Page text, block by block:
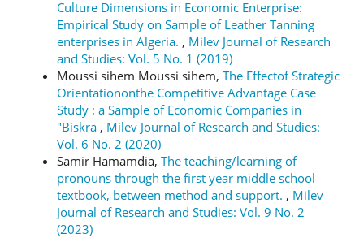
Culture Dimensions in Economic Enterprise:
Empirical Study on Sample of Leather Tanning
enterprises in Algeria. , Milev Journal of Research
and Studies: Vol. 5 No. 1 (2019)
Moussi sihem Moussi sihem, The Effectof Strategic
Orientationonthe Competitive Advantage Case
Study : a Sample of Economic Companies in
"Biskra , Milev Journal of Research and Studies:
Vol. 6 No. 2 (2020)
Samir Hamamdia, The teaching/learning of
pronouns through the first year middle school
textbook, between method and support. , Milev
Journal of Research and Studies: Vol. 9 No. 2
(2023)